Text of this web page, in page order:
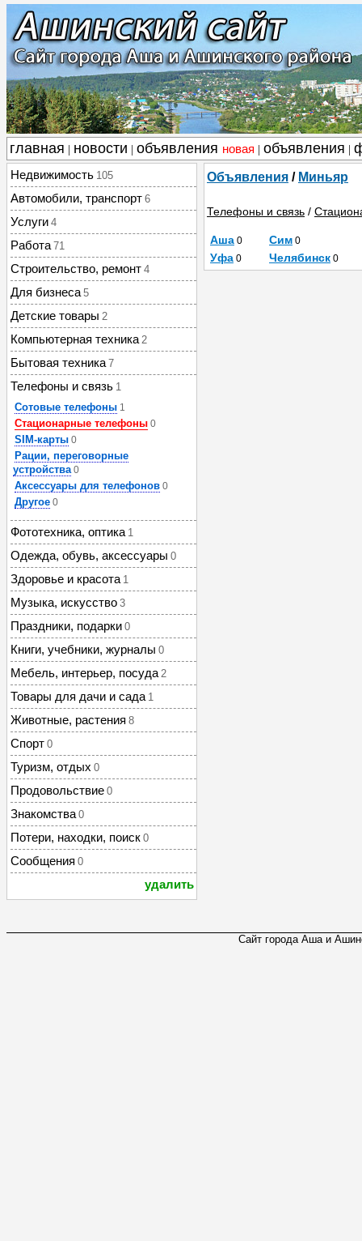
главная новости объявления новая объявления
Недвижимость 105
Автомобили, транспорт 6
Услуги 4
Работа 71
Строительство, ремонт 4
Для бизнеса 5
Детские товары 2
Компьютерная техника 2
Бытовая техника 7
Телефоны и связь 1
Сотовые телефоны 1
Стационарные телефоны 0
SIM-карты 0
Рации, переговорные
устройства 0
Аксессуары для телефонов 0
Другое 0
Фототехника, оптика 1
Одежда, обувь, аксессуары 0
Здоровье и красота 1
Музыка, искусство 3
Праздники, подарки 0
Книги, учебники, журналы 0
Мебель, интерьер, посуда 2
Товары для дачи и сада 1
Животные, растения 8
Спорт 0
Туризм, отдых 0
Продовольствие 0
Знакомства 0
Потери, находки, поиск 0
Сообщения 0
удалить
Объявления / Миньяр
Телефоны и связь /
Аша 0 Сим 0
Уфа 0 Челябинск 0
Сайт города Аша и